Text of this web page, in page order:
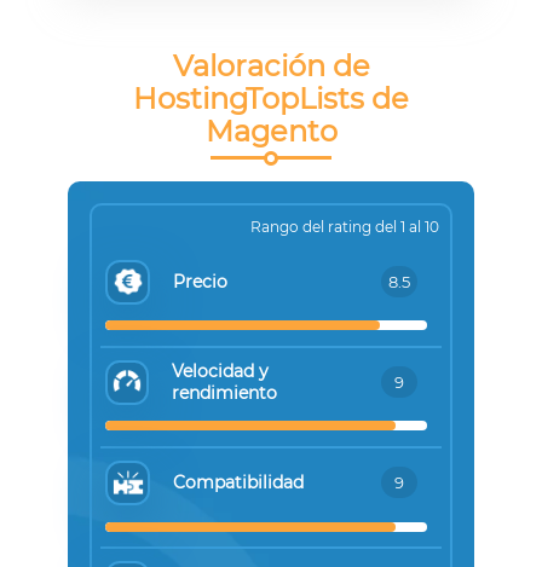
Valoración de
HostingTopLists de
Magento
Rango del rating del 1 al 10
Precio 8.5
Velocidad y
rendimiento
9
Compatibilidad 9